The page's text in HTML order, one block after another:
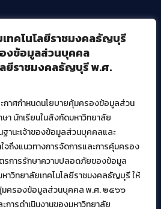
ทคโนโลยีราชมงคลธัญบุรี
งข้อมูลส่วนบุคคล
ลยีราชมงคลธัญบุรี พ.ศ.
กาศกำหนดนโยบายคุ้มครองข้อมูลส่วน
า นักเรียนในสังกัดมหาวิทยาลัย
านะเจ้าของข้อมูลส่วนบุคคลและ
จถึงแนวทางการจัดการและการคุ้มครอง
การรักษาความปลอดภัยของข้อมูล
าวิทยาลัยเทคโนโลยีราชมงคลธัญบุรี ให้
มครองข้อมูลส่วนบุคคล พ.ศ. ๒๕๖๖
การดำเนินงานของมหาวิทยาลัย
หน่วยงานภายนอก
นาผู้ประกอบการ SME โดย. มทร.ธัญบุรี
อข่ายผู้ให้บริการเครื่องจักรกลทางการ
สริมการรแปรรูปสินค้าเกษตรระดับชุมชน